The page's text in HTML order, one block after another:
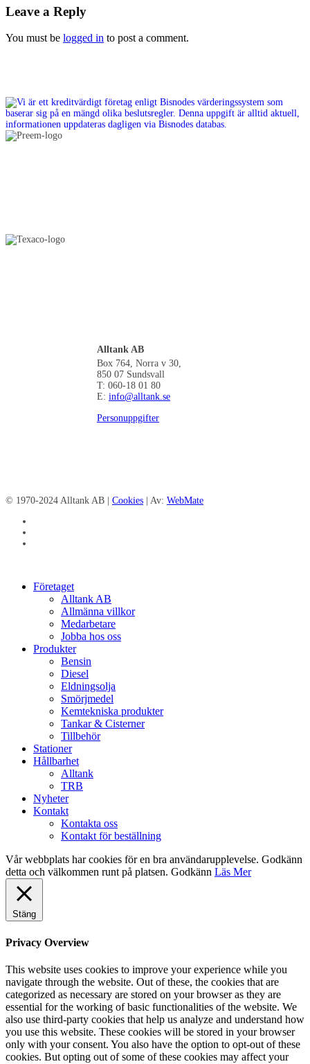
Leave a Reply
You must be logged in to post a comment.
Alltank AB
Box 764, Norra v 30,
850 07 Sundsvall
T: 060-18 01 80
E: info@alltank.se
Personuppgifter
© 1970-2024 Alltank AB | Cookies | Av: WebMate
Close
Företaget
Alltank AB
Allmänna villkor
Medarbetare
Jobba hos oss
Produkter
Bensin
Diesel
Eldningsolja
Smörjmedel
Kemtekniska produkter
Tankar & Cisterner
Tillbehör
Stationer
Hållbarhet
Alltank
TRB
Nyheter
Kontakt
Kontakta oss
Kontakt för beställning
Vår webbplats har cookies för en bra användarupplevelse. Godkänn
detta och välkommen runt på platsen. Godkänn Läs Mer
Stäng
Privacy Overview
This website uses cookies to improve your experience while you
navigate through the website. Out of these, the cookies that are
categorized as necessary are stored on your browser as they are
essential for the working of basic functionalities of the website. We
also use third-party cookies that help us analyze and understand how
you use this website. These cookies will be stored in your browser
only with your consent. You also have the option to opt-out of these
cookies. But opting out of some of these cookies may affect your